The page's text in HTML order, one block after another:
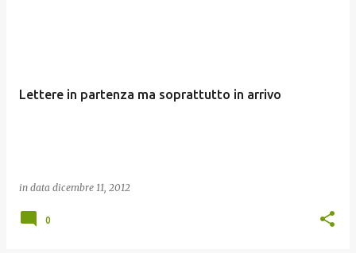
Lettere in partenza ma soprattutto in arrivo
in data dicembre 11, 2012
0